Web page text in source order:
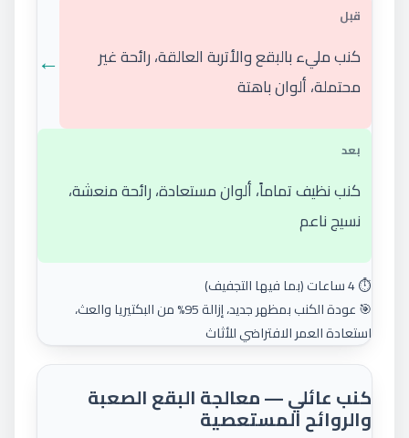
قبل
كنب مليء بالبقع والأتربة العالقة، رائحة غير
محتملة، ألوان باهتة
←
بعد
كنب نظيف تماماً، ألوان مستعادة، رائحة منعشة،
نسيج ناعم
⏱️ 4 ساعات (بما فيها التجفيف)
🎯 عودة الكنب بمظهر جديد، إزالة 95% من البكتيريا والعث،
استعادة العمر الافتراضي للأثاث
كنب عائلي — معالجة البقع الصعبة
والروائح المستعصية